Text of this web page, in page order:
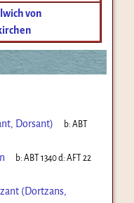
von
Dorsant) b:ABT
b:ABT 1340d:AFT 22
(Dortzans,